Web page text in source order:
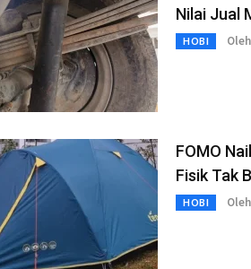
Nilai Jual
HOBI Oleh
FOMO
Fisik Tak
HOBI Oleh